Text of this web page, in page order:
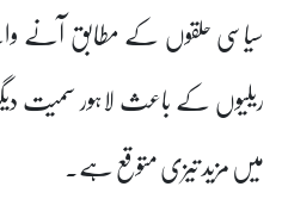
سیاسی حلقوں کے مطابق آنے
ریلیوں کے باعث لاہور سمیت
میں مزید تیزی متوقع ہے۔